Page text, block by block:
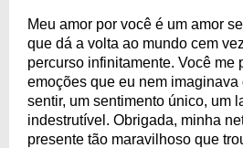
Meu amor por você é um amor
que dá a volta ao mundo cem
percurso infinitamente. Você me
emoções que eu nem
sentir, um sentimento único, um
indestrutível. Obrigada, minha
presente tão maravilhoso que